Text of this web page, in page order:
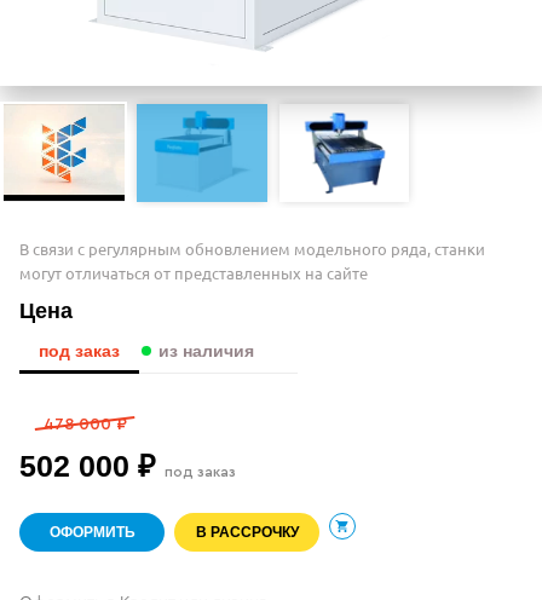
В связи с регулярным обновлением модельного ряда, станки
могут отличаться от представленных на сайте
Цена
под заказ из наличия
478 000 ₽
502 000 ₽ под заказ
ОФОРМИТЬ В РАССРОЧКУ В корзину